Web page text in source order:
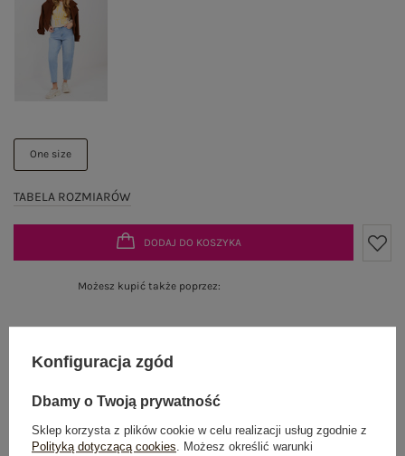
One size
TABELA ROZMIARÓW
DODAJ DO KOSZYKA
Możesz kupić także poprzez:
Dostawa od 7,99 zł
Do darmowej dostawy brakuje
Wysyłka wponiedziałek
Konfiguracja zgód
Dbamy o Twoją prywatność
Sklep korzysta z plików cookie w celu realizacji usług zgodnie z
Polityką dotyczącą cookies . Możesz określić warunki